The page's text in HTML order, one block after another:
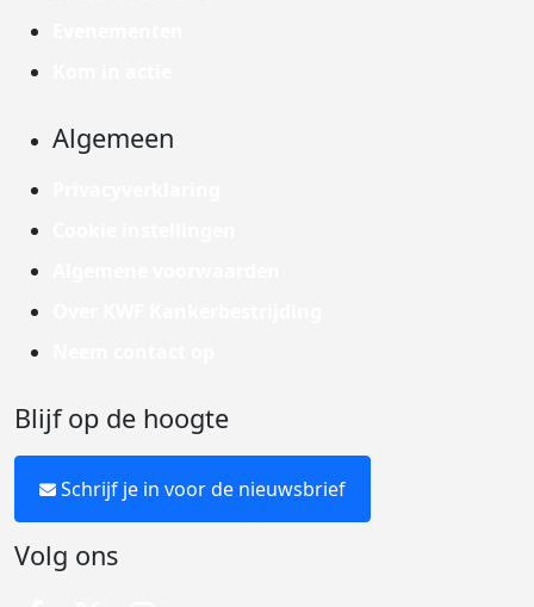
Algemeen
Blijf op de hoogte
Schrijf je in voor de nieuwsbrief
Volg ons